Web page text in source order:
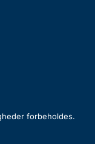
forbeholdes.